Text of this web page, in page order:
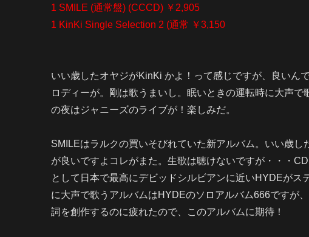
1 SMILE (通常盤) (CCCD) ￥2,905
1 KinKi Single Selection 2 (通常 ￥3,150
いい歳したオヤジがKinKi かよ！って感じですが、良いん
ロディーが。剛は歌うまいし。眠いときの運転時に大声で
の夜はジャニーズのライブが！楽しみだ。
SMILEはラルクの買いそびれていた新アルバム。いい歳し
が良いですよコレがまた。生歌は聴けないですが・・・
として日本で最高にデビッドシルビアンに近いHYDEがス
に大声で歌うアルバムはHYDEのソロアルバム666ですが
詞を創作するのに疲れたので、このアルバムに期待！